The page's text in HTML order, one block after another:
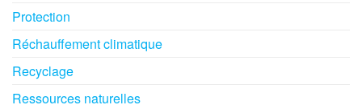
Protection
Réchauffement climatique
Recyclage
Ressources naturelles